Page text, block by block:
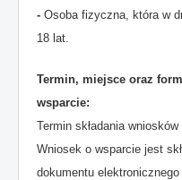
- Osoba fizyczna, która w
18 lat.
Termin, miejsce oraz
wsparcie:
Termin składania wniosków
Wniosek o wsparcie jest
dokumentu